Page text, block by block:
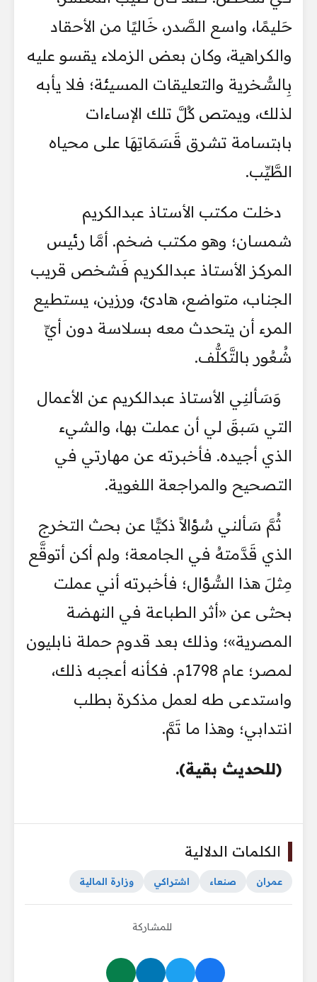
حَليمًا، واسع الصَّدر، خَاليًا من الأحقاد
والكراهية، وكان بعض الزملاء يقسو عليه
بِالسُّخرية والتعليقات المسيئة؛ فلا يأبه
لذلك، ويمتص كُلَّ تلك الإساءات
بابتسامة تشرق قَسَمَاتِهَا على محياه
الطَّيِّب.
دخلت مكتب الأستاذ عبدالكريم
شمسان؛ وهو مكتب ضخم. أمَّا رئيس
المركز الأستاذ عبدالكريم فَشخص قريب
الجناب، متواضع، هادئ، ورزين، يستطيع
المرء أن يتحدث معه بسلاسة دون أيِّ
شُعُور بالتَّكلُّف.
وَسَألنِي الأستاذ عبدالكريم عن الأعمال
التي سَبقَ لي أن عملت بها، والشيء
الذي أجيده. فأخبرته عن مهارتي في
التصحيح والمراجعة اللغوية.
ثُمَّ سَألني سُؤالاً ذكيًّا عن بحث التخرج
الذي قَدَّمتهُ في الجامعة؛ ولم أكن أتوقَّع
مِثلَ هذا السُّؤال؛ فأخبرته أني عملت
بحثى عن «أثر الطباعة في النهضة
المصرية»؛ وذلك بعد قدوم حملة نابليون
لمصر؛ عام 1798م. فكأنه أعجبه ذلك،
واستدعى طه لعمل مذكرة بطلب
انتدابي؛ وهذا ما تَمَّ.
(للحديث بقية).
الكلمات الدلالية
عمران صنعاء اشتراكي وزارة المالية
للمشاركة